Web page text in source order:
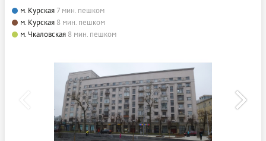
м. Курская 7 мин. пешком
м. Курская 8 мин. пешком
м. Чкаловская 8 мин. пешком